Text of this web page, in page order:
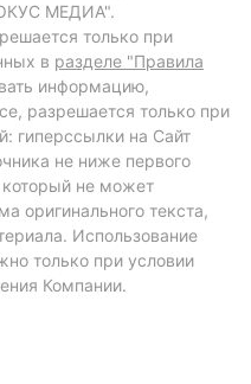
МЕДИА".
только при
в разделе "Правила
информацию,
разрешается только при
гиперссылки на Сайт
не ниже первого
который не может
оригинального текста,
Использование
только при условии
Компании.